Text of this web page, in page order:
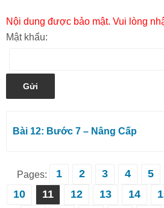
Nội dung được bảo mật. Vui lòng
Mật khẩu:
Bài 12: Bước 7 – Nâng Cấp
Pages: 1 2 3 4 5
10
11 12 13 14